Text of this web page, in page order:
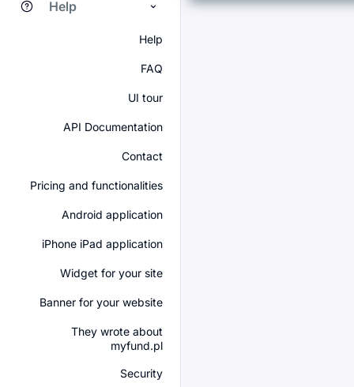
Help
Help
FAQ
UI tour
API Documentation
Contact
Pricing and functionalities
Android application
iPhone iPad application
Widget for your site
Banner for your website
They wrote about
myfund.pl
Security